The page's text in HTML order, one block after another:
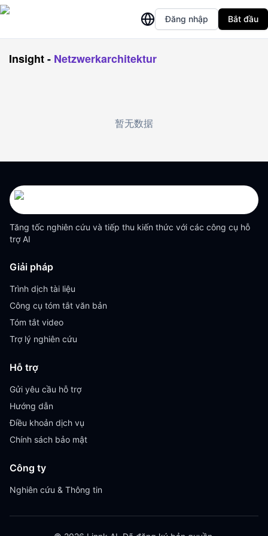
Đăng nhập Bắt đầu
Insight- Netzwerkarchitektur
暂无数据
Tăng tốc nghiên cứu và tiếp thu kiến thức với các công cụ hỗ
trợ AI
Giải pháp
Trình dịch tài liệu
Công cụ tóm tắt văn bản
Tóm tắt video
Trợ lý nghiên cứu
Hỗ trợ
Gửi yêu cầu hỗ trợ
Hướng dẫn
Điều khoản dịch vụ
Chính sách bảo mật
Công ty
Nghiên cứu & Thông tin